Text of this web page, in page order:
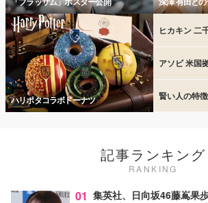
ハリポタコラボドーナツ
ヒカキン 二
アソビ 米国
賢い人の特
記事ランキング
RANKING
01 集英社、日向坂46藤嶌果